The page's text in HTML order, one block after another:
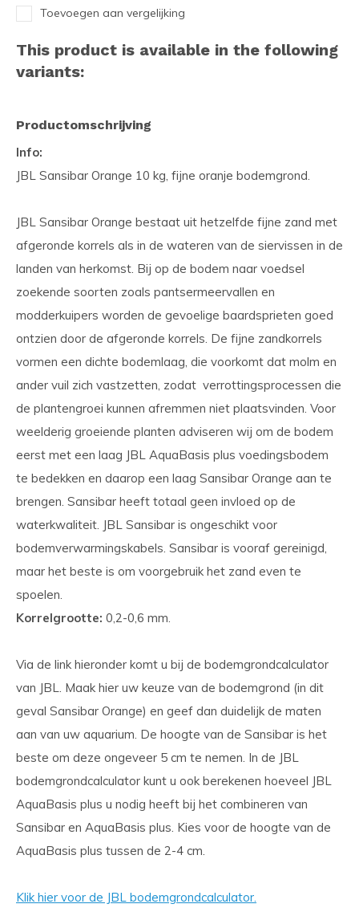
Toevoegen aan vergelijking
This product is available in the following
variants:
Productomschrijving
Info:
JBL Sansibar Orange 10 kg, fijne oranje bodemgrond.
JBL Sansibar Orange bestaat uit hetzelfde fijne zand met
afgeronde korrels als in de wateren van de siervissen in de
landen van herkomst. Bij op de bodem naar voedsel
zoekende soorten zoals pantsermeervallen en
modderkuipers worden de gevoelige baardsprieten goed
ontzien door de afgeronde korrels. De fijne zandkorrels
vormen een dichte bodemlaag, die voorkomt dat molm en
ander vuil zich vastzetten, zodat verrottingsprocessen die
de plantengroei kunnen afremmen niet plaatsvinden. Voor
weelderig groeiende planten adviseren wij om de bodem
eerst met een laag JBL AquaBasis plus voedingsbodem
te bedekken en daarop een laag Sansibar Orange aan te
brengen. Sansibar heeft totaal geen invloed op de
waterkwaliteit. JBL Sansibar is ongeschikt voor
bodemverwarmingskabels. Sansibar is vooraf gereinigd,
maar het beste is om voorgebruik het zand even te
spoelen.
Korrelgrootte: 0,2-0,6 mm.
Via de link hieronder komt u bij de bodemgrondcalculator
van JBL. Maak hier uw keuze van de bodemgrond (in dit
geval Sansibar Orange) en geef dan duidelijk de maten
aan van uw aquarium. De hoogte van de Sansibar is het
beste om deze ongeveer 5 cm te nemen. In de JBL
bodemgrondcalculator kunt u ook berekenen hoeveel JBL
AquaBasis plus u nodig heeft bij het combineren van
Sansibar en AquaBasis plus. Kies voor de hoogte van de
AquaBasis plus tussen de 2-4 cm.
Klik hier voor de JBL bodemgrondcalculator.